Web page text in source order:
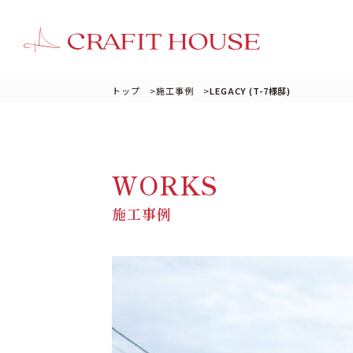
トップ >施工事例 >LEGACY (T-7様邸)
WORKS
施工事例